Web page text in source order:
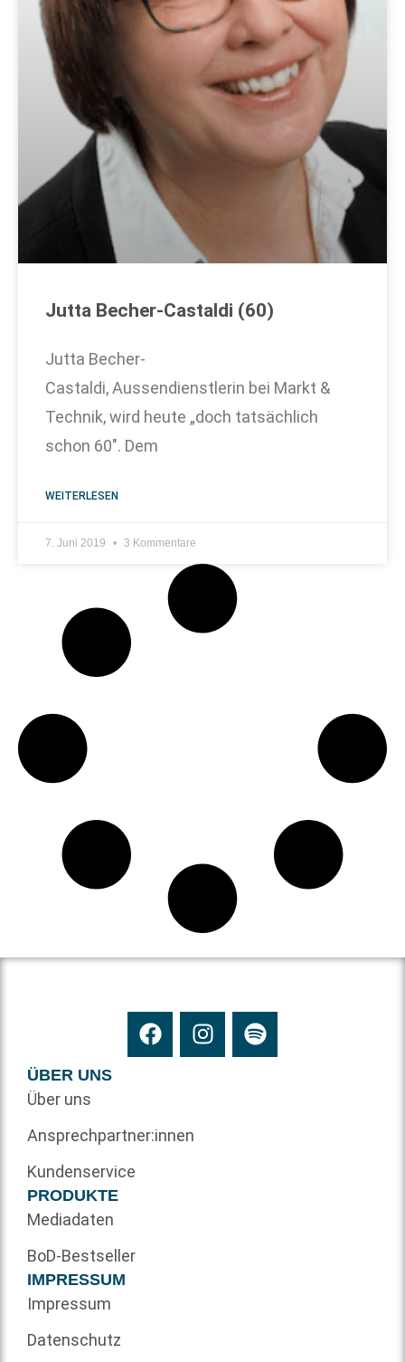
Jutta Becher-Castaldi (60)
Jutta Becher-
Castaldi, Aussendienstlerin bei Markt &
Technik, wird heute „doch tatsächlich
schon 60″. Dem
WEITERLESEN
7. Juni 2019 3 Kommentare
ÜBER UNS
Über uns
Ansprechpartner:innen
Kundenservice
PRODUKTE
Mediadaten
BoD-Bestseller
IMPRESSUM
Impressum
Datenschutz